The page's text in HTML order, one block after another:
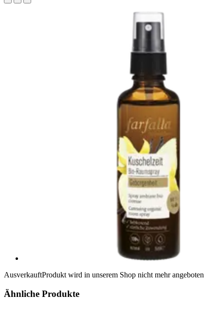
AusverkauftProdukt wird in unserem Shop nicht mehr angeboten
Ähnliche Produkte